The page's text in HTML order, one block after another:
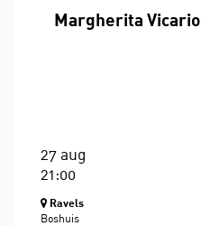
Margherita Vicario
27 aug
21:00
Ravels
Boshuis